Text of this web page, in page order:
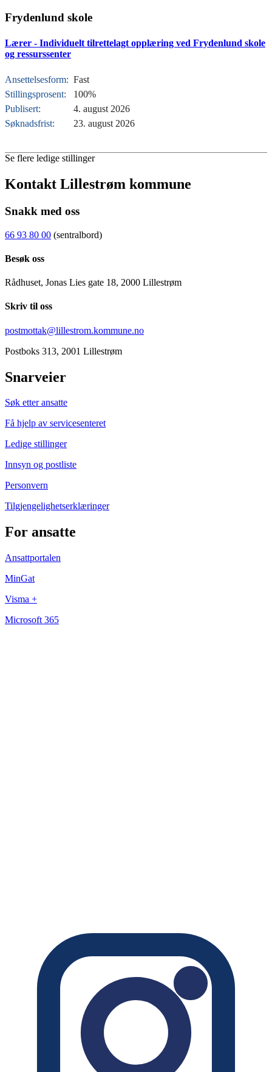
Frydenlund skole
Lærer - Individuelt tilrettelagt opplæring ved Frydenlund skole
og ressurssenter
Ansettelsesform: Fast
Stillingsprosent:
100%
Publisert:
4. august 2026
Søknadsfrist:
23. august 2026
Se flere ledige stillinger
Kontakt Lillestrøm kommune
Snakk med oss
66 93 80 00 (sentralbord)
Besøk oss
Rådhuset, Jonas Lies gate 18, 2000 Lillestrøm
Skriv til oss
postmottak@lillestrom.kommune.no
Postboks 313, 2001 Lillestrøm
Snarveier
Søk etter ansatte
Få hjelp av servicesenteret
Ledige stillinger
Innsyn og postliste
Personvern
Tilgjengelighetserklæringer
For ansatte
Ansattportalen
MinGat
Visma +
Microsoft 365